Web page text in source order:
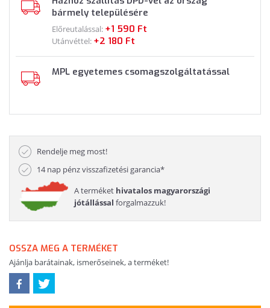
bármely településére
Előreutalással: +1 590 Ft
Utánvéttel: +2 180 Ft
MPL egyetemes csomagszolgáltatással
Rendelje meg most!
14 nap pénz visszafizetési garancia*
A terméket hivatalos magyarországi
jótállással forgalmazzuk!
OSSZA MEG A TERMÉKET
Ajánlja barátainak, ismerőseinek, a terméket!